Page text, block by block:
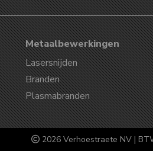
Metaalbewerkingen
Lasersnijden
Branden
Plasmabranden
2026 Verhoestraete NV |